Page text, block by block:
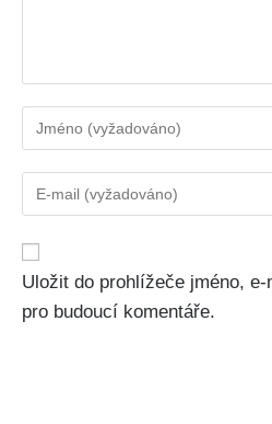
Uložit do prohlížeče jméno,
pro budoucí komentáře.